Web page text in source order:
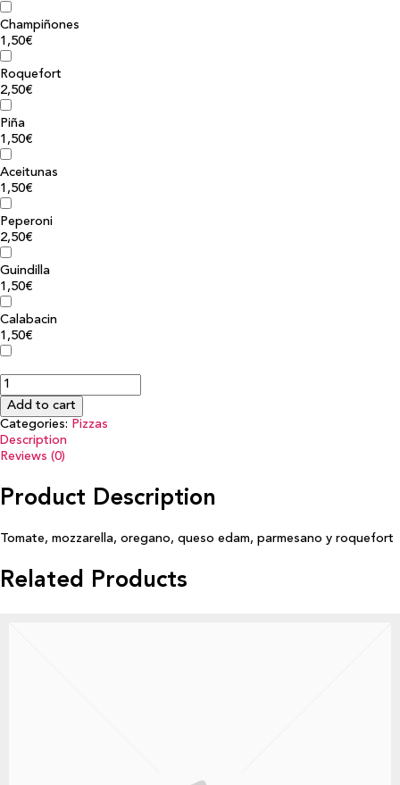
Champiñones
1,50€
Roquefort
2,50€
Piña
1,50€
Aceitunas
1,50€
Peperoni
2,50€
Guindilla
1,50€
Calabacin
1,50€
Add to cart
Categories: Pizzas
Description
Reviews (0)
Product Description
Tomate, mozzarella, oregano, queso edam, parmesano y roquefort
Related Products